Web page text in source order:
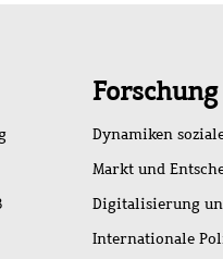
Forschung
Dynamiken
Markt und
Digitalisierung
Internationale